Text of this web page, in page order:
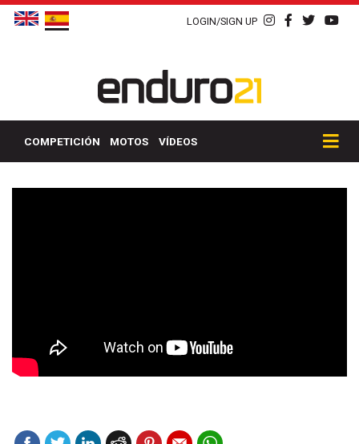
LOGIN/SIGN UP
COMPETICIÓN MOTOS VÍDEOS